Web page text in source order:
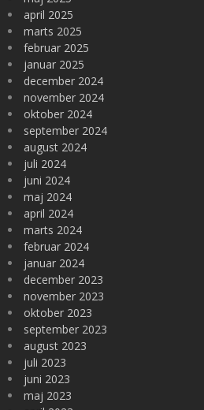
april 2025
marts 2025
februar 2025
januar 2025
december 2024
november 2024
oktober 2024
september 2024
august 2024
juli 2024
juni 2024
maj 2024
april 2024
marts 2024
februar 2024
januar 2024
december 2023
november 2023
oktober 2023
september 2023
august 2023
juli 2023
juni 2023
maj 2023